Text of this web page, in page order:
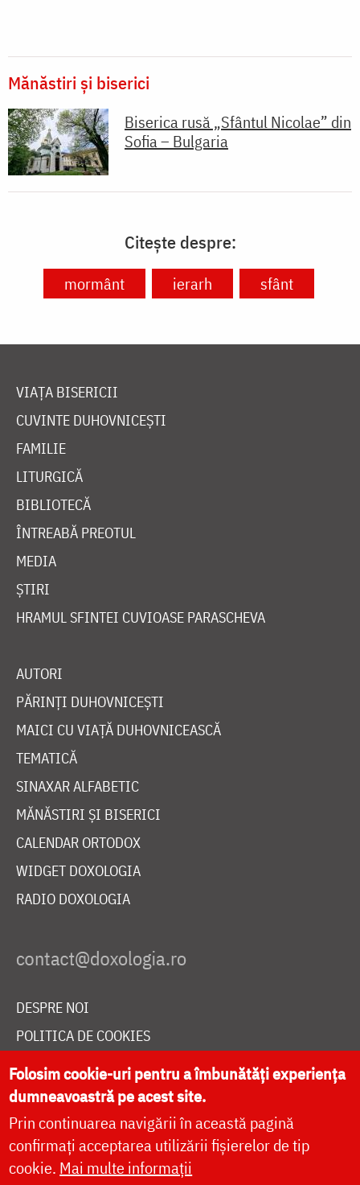
Mănăstiri și biserici
Biserica rusă „Sfântul Nicolae” din
Sofia – Bulgaria
Citește despre:
mormânt ierarh sfânt
VIAȚA BISERICII
CUVINTE DUHOVNICEȘTI
FAMILIE
LITURGICĂ
BIBLIOTECĂ
ÎNTREABĂ PREOTUL
MEDIA
ȘTIRI
HRAMUL SFINTEI CUVIOASE PARASCHEVA
AUTORI
PĂRINȚI DUHOVNICEȘTI
MAICI CU VIAȚĂ DUHOVNICEASCĂ
TEMATICĂ
SINAXAR ALFABETIC
MĂNĂSTIRI ȘI BISERICI
CALENDAR ORTODOX
WIDGET DOXOLOGIA
RADIO DOXOLOGIA
DESPRE NOI
POLITICA DE COOKIES
DONEAZĂ ONLINE PENTRU CATEDRALA NAȚIONALĂ
LIVE
Folosim cookie-uri pentru a îmbunătăți experiența
dumneavoastră pe acest site.
Prin continuarea navigării în această pagină
confirmați acceptarea utilizării fișierelor de tip
cookie. Mai multe informații